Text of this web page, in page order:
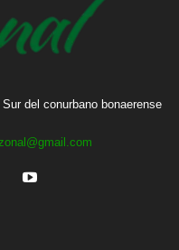
del conurbano bonaerense